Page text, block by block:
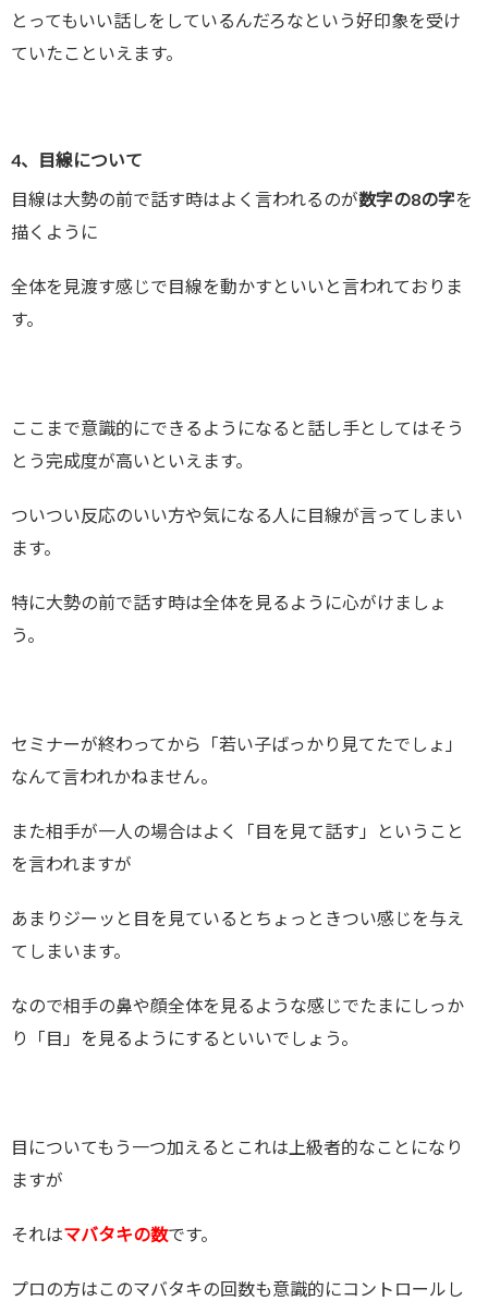
とってもいい話しをしているんだろなという好印象を受け
ていたこといえます。
4、目線について
目線は大勢の前で話す時はよく言われるのが数字の8の字を
描くように
全体を見渡す感じで目線を動かすといいと言われておりま
す。
ここまで意識的にできるようになると話し手としてはそう
とう完成度が高いといえます。
ついつい反応のいい方や気になる人に目線が言ってしまい
ます。
特に大勢の前で話す時は全体を見るように心がけましょ
う。
セミナーが終わってから「若い子ばっかり見てたでしょ」
なんて言われかねません。
また相手が一人の場合はよく「目を見て話す」ということ
を言われますが
あまりジーッと目を見ているとちょっときつい感じを与え
てしまいます。
なので相手の鼻や顔全体を見るような感じでたまにしっか
り「目」を見るようにするといいでしょう。
目についてもう一つ加えるとこれは上級者的なことになり
ますが
それはマバタキの数です。
プロの方はこのマバタキの回数も意識的にコントロールし